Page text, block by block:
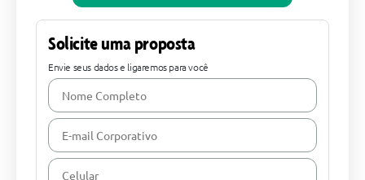
Solicite uma proposta
Envie seus dados e ligaremos para você